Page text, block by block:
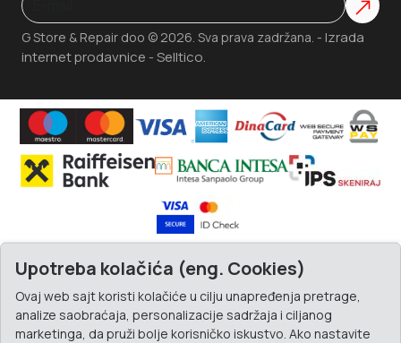
G Store & Repair doo © 2026. Sva prava zadržana. - Izrada
internet prodavnice - Selltico.
Upotreba kolačića (eng. Cookies)
Ovaj web sajt koristi kolačiće u cilju unapređenja pretrage,
analize saobraćaja, personalizacije sadržaja i ciljanog
marketinga, da pruži bolje korisničko iskustvo. Ako nastavite